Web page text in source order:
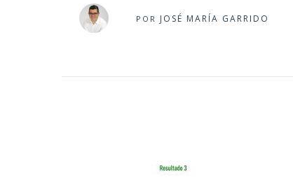
POR JOSÉ MARÍA GARRIDO